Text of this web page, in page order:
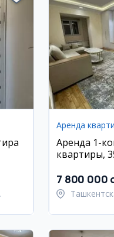
Аренда
Аренда 1-
квартиры,
7 800 000